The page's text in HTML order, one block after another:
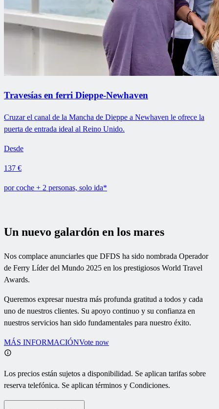
Travesías en ferri Dieppe-Newhaven
Cruzar el canal de la Mancha de Dieppe a Newhaven le ofrece la
puerta de entrada ideal al Reino Unido.
Desde
137 €
por coche + 2 personas, solo ida*
Un nuevo galardón en los mares
Nos complace anunciarles que DFDS ha sido nombrada Operador
de Ferry Líder del Mundo 2025 en los prestigiosos World Travel
Awards.
Queremos expresar nuestra más profunda gratitud a todos y cada
uno de nuestros clientes. Su apoyo continuo y su confianza en
nuestros servicios han sido fundamentales para nuestro éxito.
MÁS INFORMACIÓNVote now
Los precios están sujetos a disponibilidad. Se aplican tarifas sobre
reserva telefónica. Se aplican términos y Condiciones.